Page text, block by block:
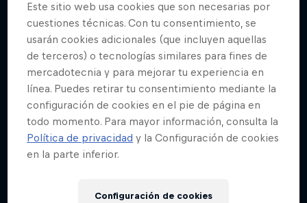
Más contenidos similares
Este sitio web usa cookies que son necesarias por
cuestiones técnicas. Con tu consentimiento, se
usarán cookies adicionales (que incluyen aquellas
de terceros) o tecnologías similares para fines de
mercadotecnia y para mejorar tu experiencia en
línea. Puedes retirar tu consentimiento mediante la
configuración de cookies en el pie de página en
todo momento. Para mayor información, consulta la
Política de privacidad y la Configuración de cookies
en la parte inferior.
Configuración de cookies